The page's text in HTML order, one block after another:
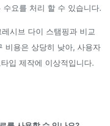
요를 처리 할 수 있습니다.
레시브 다이 스탬핑과 비교
비용은 상당히 낮아, 사용자
입 제작에 이상적입니다.